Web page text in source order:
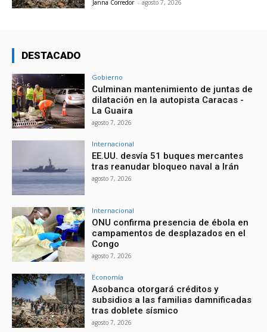
Janna Corredor - agosto 7, 2026
DESTACADO
Gobierno
Culminan mantenimiento de juntas de
dilatación en la autopista Caracas -
La Guaira
agosto 7, 2026
Internacional
EE.UU. desvía 51 buques mercantes
tras reanudar bloqueo naval a Irán
agosto 7, 2026
Internacional
ONU confirma presencia de ébola en
campamentos de desplazados en el
Congo
agosto 7, 2026
Economía
Asobanca otorgará créditos y
subsidios a las familias damnificadas
tras doblete sísmico
agosto 7, 2026